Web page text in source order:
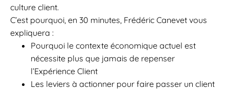
culture client.
C’est pourquoi, en 30 minutes, Frédéric Canevet vous
expliquera :
Pourquoi le contexte économique actuel est
nécessite plus que jamais de repenser
l’Expérience Client
Les leviers à actionner pour faire passer un client